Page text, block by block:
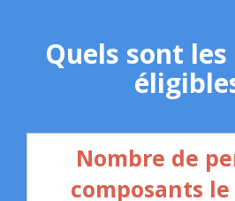
Quels sont